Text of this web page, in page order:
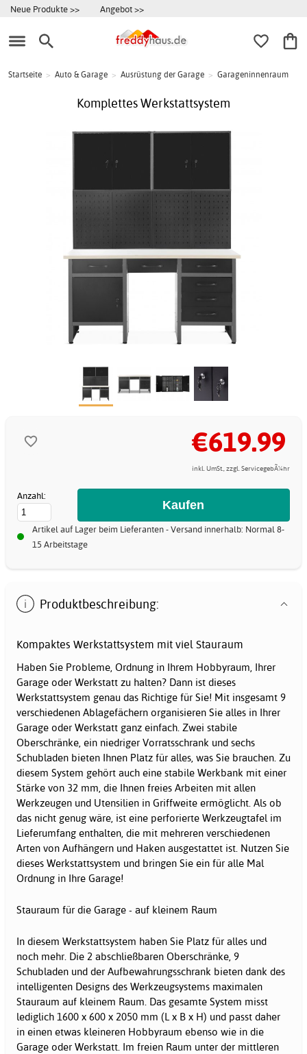
Neue Produkte >> Angebot >>
Startseite > Auto & Garage > Ausrüstung der Garage > Garageninnenraum
Komplettes Werkstattsystem
€619.99
inkl. UmSt., zzgl. ServicegebÃ¼hr
Anzahl:
Artikel auf Lager beim Lieferanten - Versand innerhalb: Normal 8-
15 Arbeitstage
Produktbeschreibung:
Kompaktes Werkstattsystem mit viel Stauraum
Haben Sie Probleme, Ordnung in Ihrem Hobbyraum, Ihrer
Garage oder Werkstatt zu halten? Dann ist dieses
Werkstattsystem genau das Richtige für Sie! Mit insgesamt 9
verschiedenen Ablagefächern organisieren Sie alles in Ihrer
Garage oder Werkstatt ganz einfach. Zwei stabile
Oberschränke, ein niedriger Vorratsschrank und sechs
Schubladen bieten Ihnen Platz für alles, was Sie brauchen. Zu
diesem System gehört auch eine stabile Werkbank mit einer
Stärke von 32 mm, die Ihnen freies Arbeiten mit allen
Werkzeugen und Utensilien in Griffweite ermöglicht. Als ob
das nicht genug wäre, ist eine perforierte Werkzeugtafel im
Lieferumfang enthalten, die mit mehreren verschiedenen
Arten von Aufhängern und Haken ausgestattet ist. Nutzen Sie
dieses Werkstattsystem und bringen Sie ein für alle Mal
Ordnung in Ihre Garage!
Stauraum für die Garage - auf kleinem Raum
In diesem Werkstattsystem haben Sie Platz für alles und
noch mehr. Die 2 abschließbaren Oberschränke, 9
Schubladen und der Aufbewahrungsschrank bieten dank des
intelligenten Designs des Werkzeugsystems maximalen
Stauraum auf kleinem Raum. Das gesamte System misst
lediglich 1600 x 600 x 2050 mm (L x B x H) und passt daher
in einen etwas kleineren Hobbyraum ebenso wie in die
Garage oder Werkstatt. Im freien Raum unter der mittleren